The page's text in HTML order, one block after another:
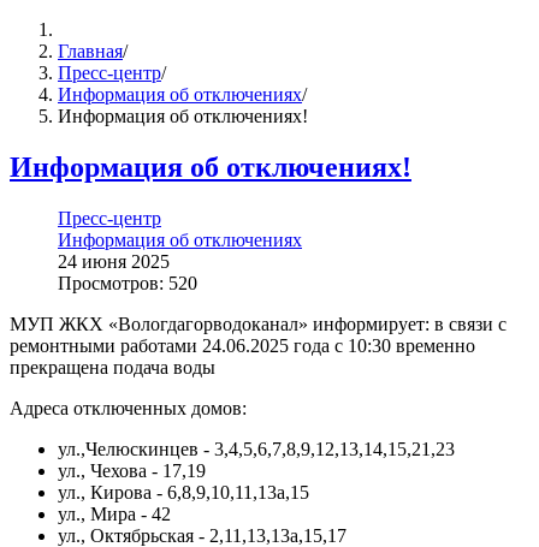
Главная/
Пресс-центр/
Информация об отключениях/
Информация об отключениях!
Информация об отключениях!
Пресс-центр
Информация об отключениях
24 июня 2025
Просмотров: 520
МУП ЖКХ «Вологдагорводоканал» информирует: в связи с
ремонтными работами 24.06.2025 года с 10:30 временно
прекращена подача воды
Адреса отключенных домов:
ул.,Челюскинцев - 3,4,5,6,7,8,9,12,13,14,15,21,23
ул., Чехова - 17,19
ул., Кирова - 6,8,9,10,11,13а,15
ул., Мира - 42
ул., Октябрьская - 2,11,13,13а,15,17